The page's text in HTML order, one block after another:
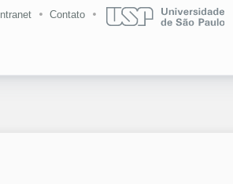
Intranet Contato